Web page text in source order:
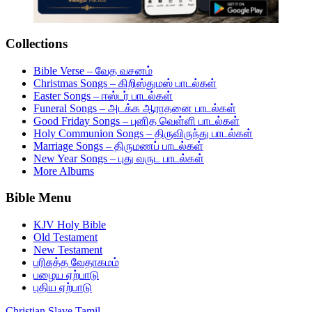
Collections
Bible Verse – வேத வசனம்
Christmas Songs – கிறிஸ்துமஸ் பாடல்கள்
Easter Songs – ஈஸ்டர் பாடல்கள்
Funeral Songs – அடக்க ஆராதனை பாடல்கள்
Good Friday Songs – புனித வெள்ளி பாடல்கள்
Holy Communion Songs – திருவிருந்து பாடல்கள்
Marriage Songs – திருமணப் பாடல்கள்
New Year Songs – புது வருட பாடல்கள்
More Albums
Bible Menu
KJV Holy Bible
Old Testament
New Testament
பரிசுத்த வேதாகமம்
பழைய ஏற்பாடு
புதிய ஏற்பாடு